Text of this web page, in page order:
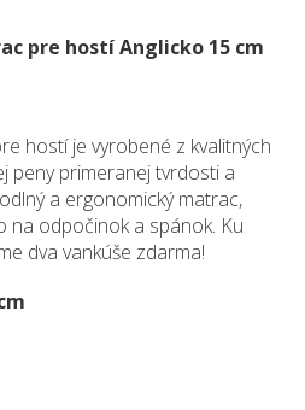
pre hostí Anglicko 15 cm
hostí je vyrobené z kvalitných
peny primeranej tvrdosti a
a ergonomický matrac,
na odpočinok a spánok. Ku
dva vankúše zdarma!